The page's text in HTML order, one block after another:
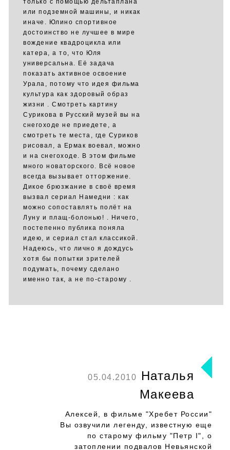
только с помощью дельтаплана
или подземной машины, и никак
иначе. Юлино спортивное
достоинство не лучшее в мире
вождение квадроцикла или
катера, а то, что Юля
универсальна. Её задача
показать активное освоение
Урала, потому что идея фильма
культура как здоровый образ
жизни . Смотреть картину
Сурикова в Русский музей вы на
снегоходе не приедете, а
смотреть те места, где Суриков
рисовал, а Ермак воевал, можно
и на снегоходе. В этом фильме
много новаторского. Всё новое
всегда вызывает отторжение.
Дикое брюзжание в своё время
вызвал сериал Намедни : как
можно сопоставлять полёт на
Луну и плащ-болонью! . Ничего,
постепенно публика поняла
идею, и сериал стал классикой.
Надеюсь, что лично я дождусь
хотя бы попытки зрителей
подумать, почему сделано
именно так, а не по-старому .
05.04.2010
Наталья
Макеева
Алексей, в фильме "Хребет России"
Вы озвучили легенду, известную еще
по старому фильму "Петр I", о
затоплении подвалов Невьянской